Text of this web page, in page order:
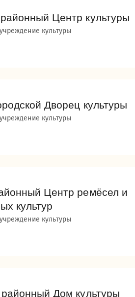
Центр культуры
культуры
Дворец культуры
культуры
Центр ремёсел и
культур
культуры
районный Дом культуры